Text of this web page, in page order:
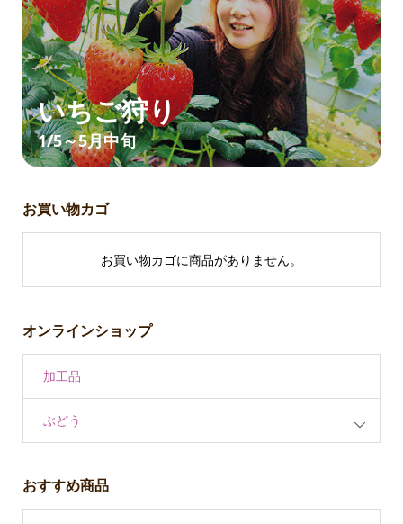
いちご狩り
1/5～5月中旬
お買い物カゴ
お買い物カゴに商品がありません。
オンラインショップ
加工品
ぶどう
おすすめ商品